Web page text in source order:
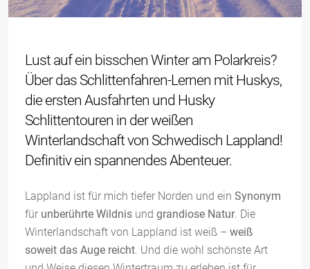
Lust auf ein bisschen Winter am Polarkreis?
Über das Schlittenfahren-Lernen mit Huskys,
die ersten Ausfahrten und Husky
Schlittentouren in der weißen
Winterlandschaft von Schwedisch Lappland!
Definitiv ein spannendes Abenteuer.
Lappland ist für mich tiefer Norden und ein Synonym
für unberührte Wildnis und grandiose Natur. Die
Winterlandschaft von Lappland ist weiß – weiß
soweit das Auge reicht. Und die wohl schönste Art